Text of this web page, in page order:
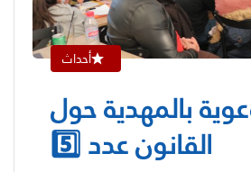
أحداث
بالمهدية حول
القانون عدد 5️⃣